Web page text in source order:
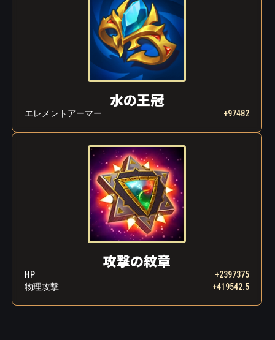
水の王冠
エレメントアーマー +97482
攻撃の紋章
HP
+2397375
物理攻撃
+419542.5